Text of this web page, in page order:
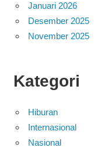
Januari 2026
Desember 2025
November 2025
Kategori
Hiburan
Internasional
Nasional